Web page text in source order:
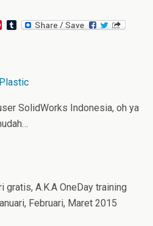
P
e
t
T
SolidWorks Indonesia, oh ya
A.K.A OneDay training
Februari, Maret 2015